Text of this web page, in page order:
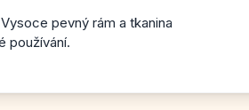
Vysoce pevný rám a tkanina
používání.